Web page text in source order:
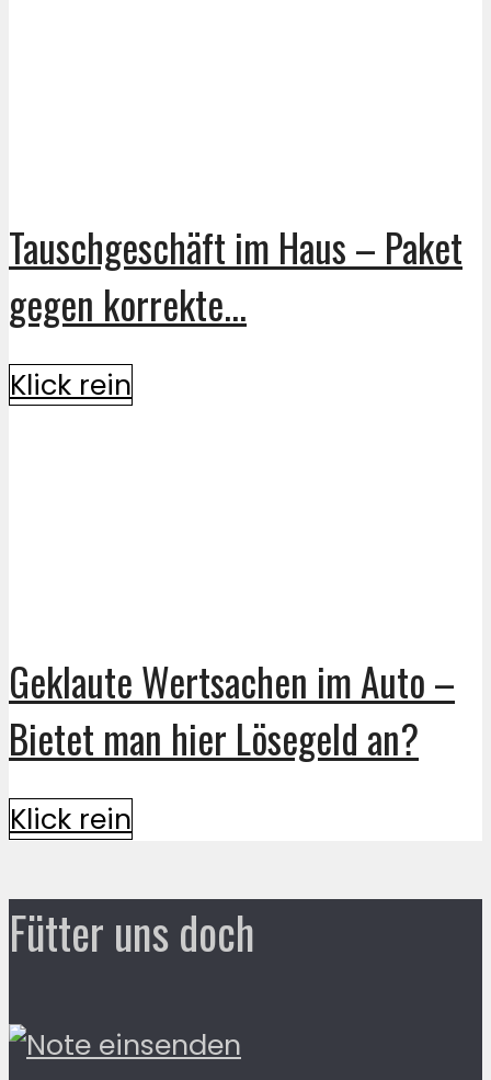
Tauschgeschäft im Haus – Paket
gegen korrekte...
Klick rein
Geklaute Wertsachen im Auto –
Bietet man hier Lösegeld an?
Klick rein
Fütter uns doch